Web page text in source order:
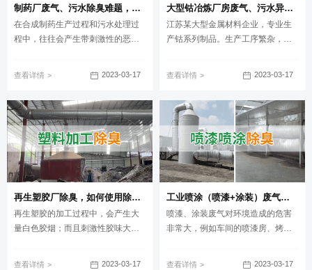
制药厂废气、污水除臭难题，就让洁匠净化·的净除臭剂来处理！
在合成制药生产过程和污水处理过
程中，往往会产生带刺激性的恶臭
在车间散发，强烈的味道会危害人
体呼吸系统；长期排放也必然恶臭
区域大气环境质量。
查看详情 2023-03-17
大型钴冶炼厂房废气、污水异味混杂，除臭难题得以解决
江苏某大型金属材料企业，专业生
产钴系列制品。生产工序繁杂，车
查看详情 2023-03-17
再生塑胶厂除臭，如何使用除臭剂解决废气、污水异味？
再生塑胶的加工过程中，会产生大
量白色胶烟；而且刺激性胶味大，
查看详情 2023-03-17
工业喷涂（喷漆+涂装）废气处理方法
喷漆、涂装废气对环境造成的危害
非常大，例如车间的喷漆房、烤漆
查看详情 2023-03-17